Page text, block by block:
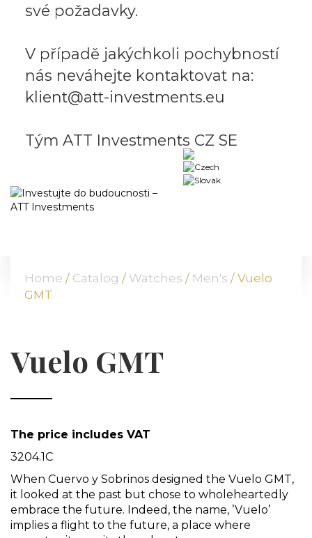
své požadavky.
V případě jakýchkoli pochybností
nás neváhejte kontaktovat na:
klient@att-investments.eu
Tým ATT Investments CZ SE
OUR OFFER
MEDIA
CONTACT
Home / Catalog / Watches / Men's / Vuelo
GMT
Vuelo GMT
The price includes VAT
3204.1C
When Cuervo y Sobrinos designed the Vuelo GMT,
it looked at the past but chose to wholeheartedly
embrace the future. Indeed, the name, ’Vuelo’
implies a flight to the future, a place where